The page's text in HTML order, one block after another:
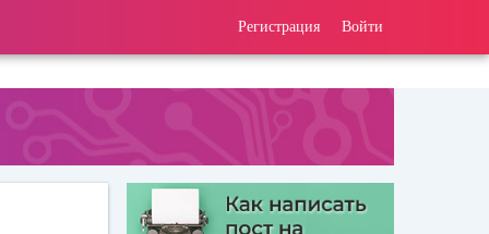
Регистрация Войти